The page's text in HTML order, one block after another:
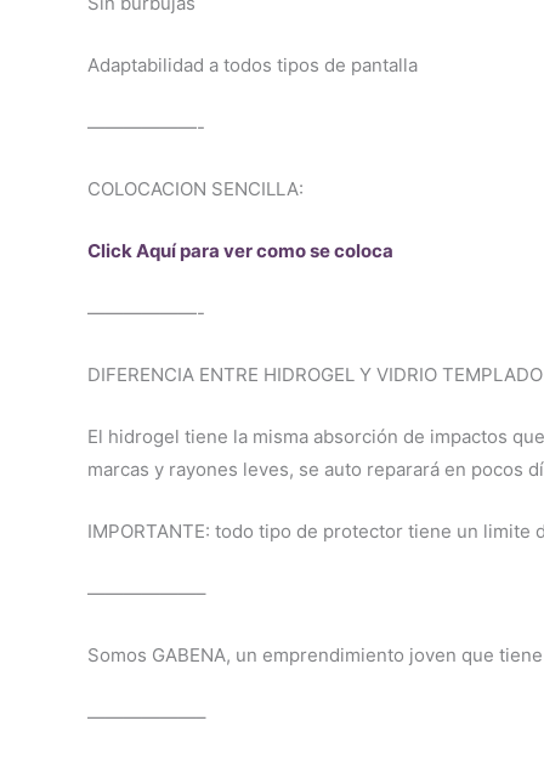
Adaptabilidad a todos tipos de pantalla
——————-
COLOCACION SENCILLA:
Click Aquí para ver como se coloca
——————-
DIFERENCIA ENTRE HIDROGEL Y VIDRIO TEMPLADO
El hidrogel tiene la misma absorción de impactos
marcas y rayones leves, se auto reparará en pocos
IMPORTANTE: todo tipo de protector tiene un
——————–
Somos GABENA, un emprendimiento joven que
——————–